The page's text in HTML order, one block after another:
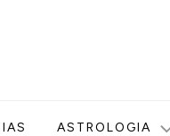
ASTROLOGIA